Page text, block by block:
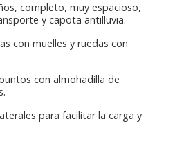
completo, muy espacioso,
y capota antilluvia.
con muelles y ruedas con
con almohadilla de
para facilitar la carga y